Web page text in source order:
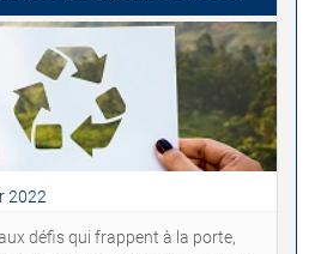
2022
défis qui frappent à la porte,